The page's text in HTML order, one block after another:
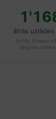
ātrās uzlādes
Avots: Eiropas
degvielu